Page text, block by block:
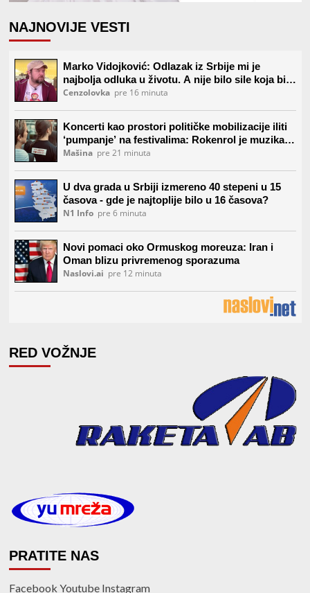
NAJNOVIJE VESTI
RED VOŽNJE
PRATITE NAS
Facebook Youtube Instagram